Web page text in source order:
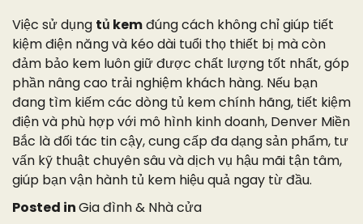
Việc sử dụng tủ kemđúng cách không chỉ giúp tiết
kiệm điện năng và kéo dài tuổi thọ thiết bị mà còn
đảm bảo kem luôn giữ được chất lượng tốt nhất, góp
phần nâng cao trải nghiệm khách hàng. Nếu bạn
đang tìm kiếm các dòng tủ kem chính hãng, tiết kiệm
điện và phù hợp với mô hình kinh doanh, Denver Miền
Bắc là đối tác tin cậy, cung cấp đa dạng sản phẩm, tư
vấn kỹ thuật chuyên sâu và dịch vụ hậu mãi tận tâm,
giúp bạn vận hành tủ kem hiệu quả ngay từ đầu.
Posted inGia đình & Nhà cửa